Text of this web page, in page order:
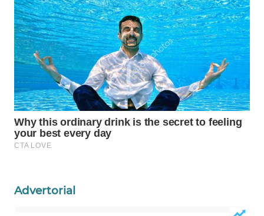
Advertorial
WAHANANEWS
CO ID
WAHANANEWS
NET
WAHANA
SPORT